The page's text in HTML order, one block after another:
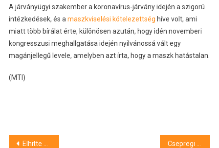
A járványügyi szakember a koronavírus-járvány idején a szigorú
intézkedések, és amaszkviselési kötelezettség híve volt, ami
miatt több bírálat érte, különösen azután, hogy idén novemberi
kongresszusi meghallgatása idején nyilvánossá vált egy
magánjellegű levele, amelyben azt írta, hogy a maszk hatástalan.
(MTI)
Bejegyzés
Elhitte a debreceni néni, hogy a számlálóbiztosnak le kell fotóznia az otthon tartott pénzét Csepregi Éva Szijjártó Péterről áradozott: “Lenyűgöz a munkabírása és a kitartása”